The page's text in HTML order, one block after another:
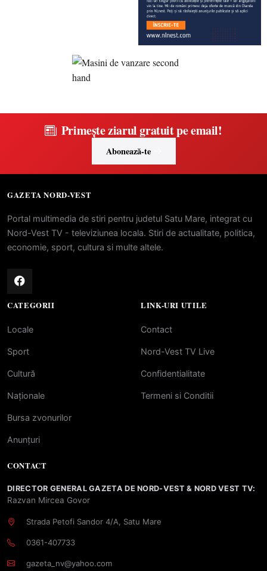
Primește ziarul gratuit pe email!
Abonează-te
GAZETA NORD-VEST
Portal multimedia de stiri pentru judetul Satu Mare, integrat cu
Nord-Vest TV - televiziunea locala. Stiri de actualitate, politica,
economie, sport, cultura si multe altele.
CATEGORII
Locale
Sport
Cultură
Naționale
Bursa zvonurilor
Anunțuri
LINK-URI UTILE
Contact
Nord-Vest TV Live
Confidentialitate
Termeni si Conditii
CONTACT
DIRECTOR GENERAL GAZETA DE NORD-VEST & NORD VEST TV:
Razvan Mircea Govor
Strada Petofi Sandor 4/A, Satu Mare
0361-407733
gazeta_nv@yahoo.com